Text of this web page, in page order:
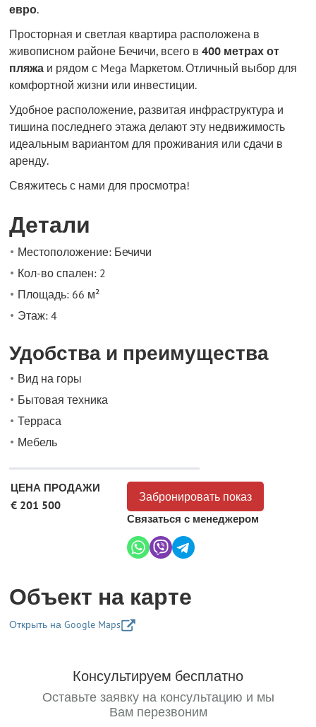
евро.
Просторная и светлая квартира расположена в
живописном районе Бечичи, всего в 400 метрах от
пляжа и рядом с Mega Маркетом. Отличный выбор для
комфортной жизни или инвестиции.
Удобное расположение, развитая инфраструктура и
тишина последнего этажа делают эту недвижимость
идеальным вариантом для проживания или сдачи в
аренду.
Свяжитесь с нами для просмотра!
Детали
Местоположение: Бечичи
Кол-во спален: 2
Площадь: 66 м²
Этаж: 4
Удобства и преимущества
Вид на горы
Бытовая техника
Терраса
Мебель
ЦЕНА ПРОДАЖИ
€ 201 500
Забронировать показ
Связаться с менеджером
Объект на карте
Открыть на Google Maps
Консультируем бесплатно
Оставьте заявку на консультацию и мы
Вам перезвоним